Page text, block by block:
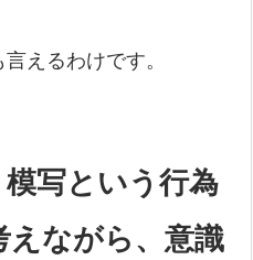
えるわけです。
模写という行為
えながら、意識